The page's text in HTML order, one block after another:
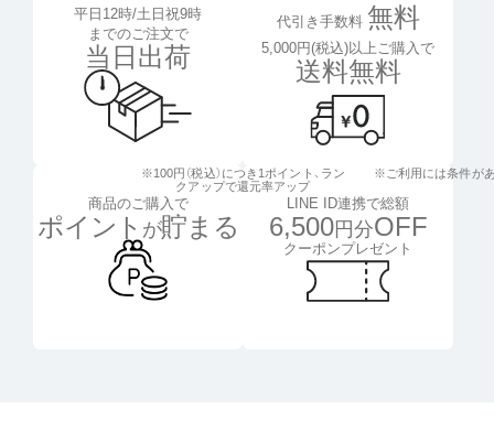
平日12時/土日祝9時
までのご注文で
当日出荷
代引き手数料 無料
5,000円(税込)以上ご購入で
送料無料
商品のご購入で
ポイント が貯まる
※100円（税込）につき1ポイント、 ラン
クアップで還元率アップ
LINE ID連携で総額
6,500円分OFF
クーポンプレゼント
※ご利用には条件が